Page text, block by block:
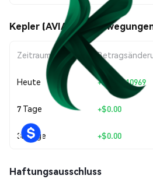
Kepler (AVIA)
Zeitraum
Heute +$0.00010969
7 Tage +$0.00
30 Tage +$0.00
Haftungsausschluss